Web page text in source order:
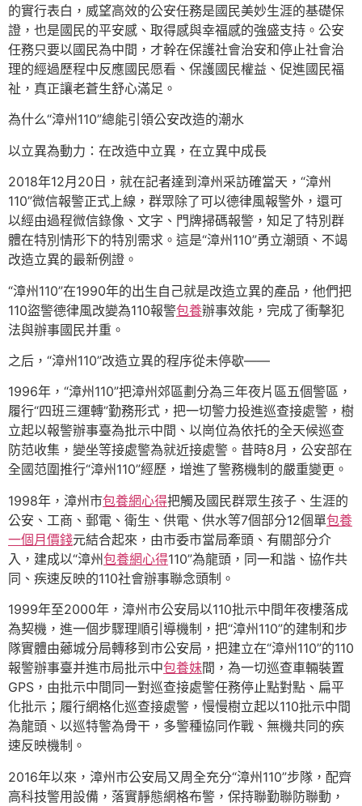
的實行表白，威望高效的公安任務是國民美妙生涯的基礎保
證，也是國民的平安感、取得感與幸福感的強盛支持。公安
任務只要以國民為中間，才幹在保護社會治安和停止社會治
理的經過歷程中反應國民愿看、保護國民權益、促進國民福
祉，真正讓老蒼生舒心滿足。
為什么“漳州110”總能引領公安改造的潮水
以立異為動力：在改造中立異，在立異中成長
2018年12月20日，就在記者達到漳州采訪確當天，“漳州
110”微信報警正式上線，群眾除了可以德律風報警外，還可
以經由過程微信錄像、文字、門牌掃碼報警，知足了特別群
體在特別情形下的特別需求。這是“漳州110”勇立潮頭、不竭
改造立異的最新例證。
“漳州110”在1990年的出生自己就是改造立異的產品，他們把
110盜警德律風改變為110報警包養辦事效能，完成了衝擊犯
法與辦事國民并重。
之后，“漳州110”改造立異的程序從未停歇——
1996年，“漳州110”把漳州郊區劃分為三年夜片區五個警區，
履行“四班三運轉”勤務形式，把一切警力投進巡查接處警，樹
立起以報警辦事臺為批示中間、以崗位為依托的全天候巡查
防范收集，變坐等接處警為就近接處警。昔時8月，公安部在
全國范圍推行“漳州110”經歷，增進了警務機制的嚴重變更。
1998年，漳州市包養網心得把觸及國民群眾生孩子、生涯的
公安、工商、郵電、衛生、供電、供水等7個部分12個單包養
一個月價錢元結合起來，由市委市當局牽頭、有關部分介
入，建成以“漳州包養網心得110”為龍頭，同一和諧、協作共
同、疾速反映的110社會辦事聯念頭制。
1999年至2000年，漳州市公安局以110批示中間年夜樓落成
為契機，進一個步驟理順引導機制，把“漳州110”的建制和步
隊實體由薌城分局轉移到市公安局，把建立在“漳州110”的110
報警辦事臺并進市局批示中包養妹間，為一切巡查車輛裝置
GPS，由批示中間同一對巡查接處警任務停止點對點、扁平
化批示；履行網格化巡查接處警，慢慢樹立起以110批示中間
為龍頭、以巡特警為骨干，多警種協同作戰、無機共同的疾
速反映機制。
2016年以來，漳州市公安局又周全充分“漳州110”步隊，配齊
高科技警用設備，落實靜態網格布警，保持聯勤聯防聯動，